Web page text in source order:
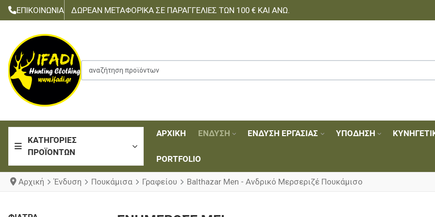
ΕΠΙΚΟΙΝΩΝΊΑ ΔΩΡΕΆΝ ΜΕΤΑΦΟΡΙΚΆ ΣΕ ΠΑΡΑΓΓΕΛΊΕΣ ΤΩΝ 100 € ΚΑΙ ΆΝΩ.
αναζήτηση προϊόντων
ΚΑΤΗΓΟΡΊΕΣ
ΠΡΟΪΌΝΤΩΝ
ΑΡΧΙΚΉ ΈΝΔΥΣΗ ΈΝΔΥΣΗ ΕΡΓΑΣΊΑΣ ΥΠΌΔΗΣΗ
PORTFOLIO
Αρχική Ένδυση Πουκάμισα Γραφείου Balthazar Men - Ανδρικό Μερσεριζέ Πουκάμισο